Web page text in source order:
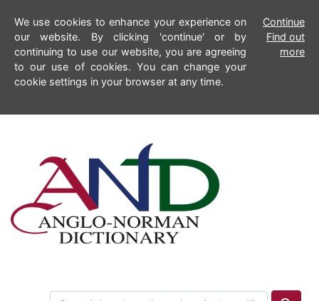
We use cookies to enhance your experience on
our website. By clicking 'continue' or by
continuing to use our website, you are agreeing
to our use of cookies. You can change your
cookie settings in your browser at any time.
Continue
Find out
more